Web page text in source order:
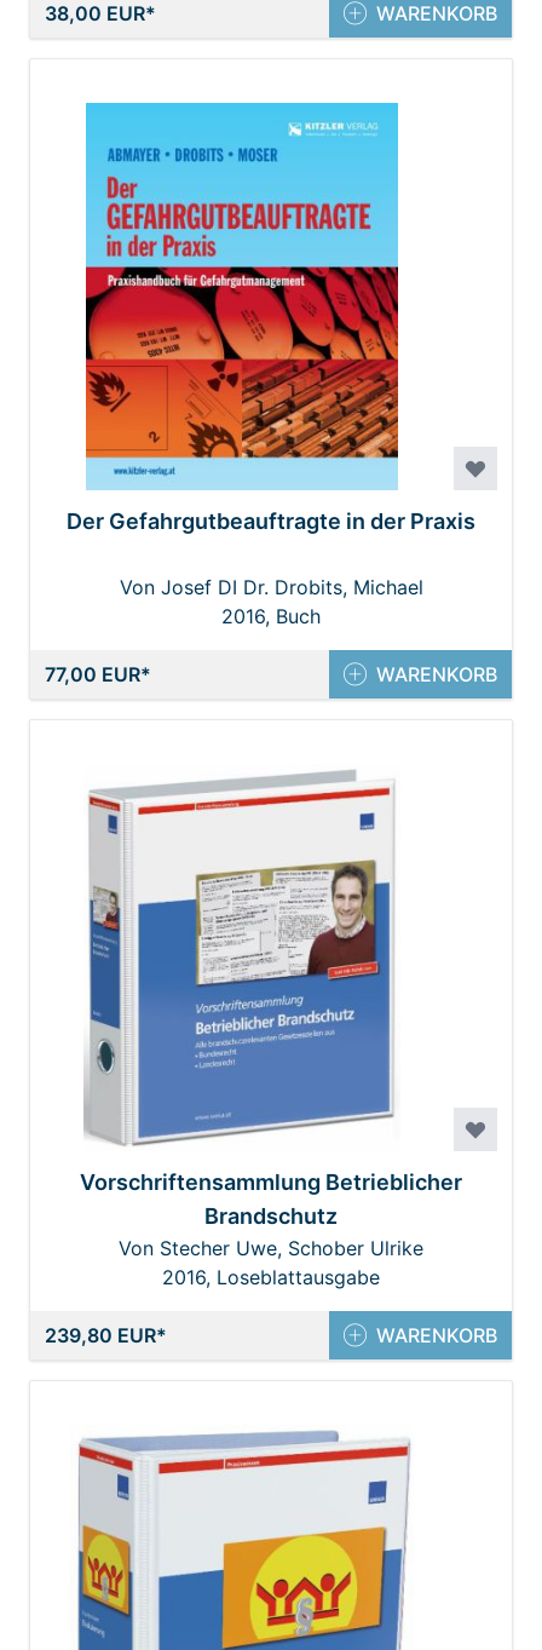
38,00 EUR WARENKORB
Der Gefahrgutbeauftragte in der Praxis
Von Josef DI Dr. Drobits, Michael
Chefinspektor Moser, Peter RA. Mag.
2016, Buch
77,00 EUR WARENKORB
Vorschriftensammlung Betrieblicher
Brandschutz
Von Stecher Uwe, Schober Ulrike
2016, Loseblattausgabe
239,80 EUR WARENKORB